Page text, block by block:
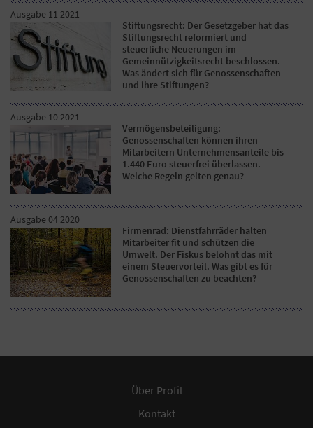
Ausgabe 11 2021
Stiftungsrecht: Der Gesetzgeber hat das
Stiftungsrecht reformiert und
steuerliche Neuerungen im
Gemeinnützigkeitsrecht beschlossen.
Was ändert sich für Genossenschaften
und ihre Stiftungen?
Ausgabe 10 2021
Vermögensbeteiligung:
Genossenschaften können ihren
Mitarbeitern Unternehmensanteile bis
1.440 Euro steuerfrei überlassen.
Welche Regeln gelten genau?
Ausgabe 04 2020
Firmenrad: Dienstfahrräder halten
Mitarbeiter fit und schützen die
Umwelt. Der Fiskus belohnt das mit
einem Steuervorteil. Was gibt es für
Genossenschaften zu beachten?
Über Profil
Kontakt